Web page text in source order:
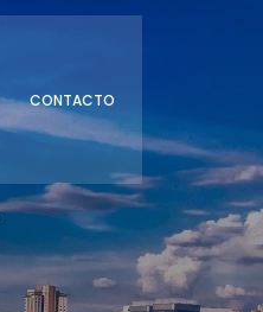
CONTACTO